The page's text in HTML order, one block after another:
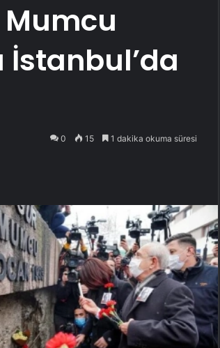
İstanbul’da
0 15 1 dakika okuma süresi